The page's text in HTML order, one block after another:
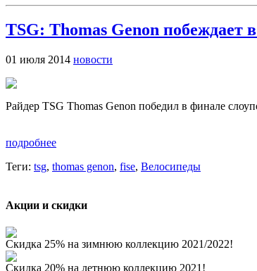
TSG: Thomas Genon побеждает
01 июля 2014 новости
Райдер TSG Thomas Genon победил в финале
подробнее
Теги: tsg, thomas genon, fise, Велосипеды
Акции и скидки
Скидка 25% на зимнюю коллекцию 2021/2022!
Скидка 20% на летнюю коллекцию 2021!